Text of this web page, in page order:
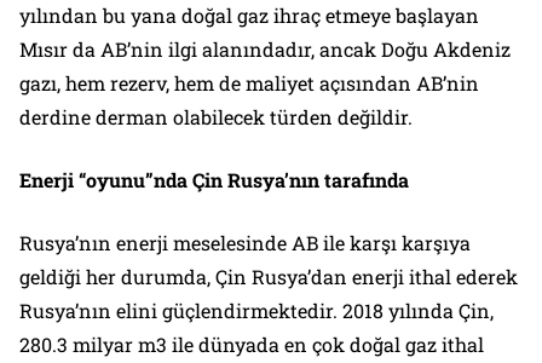
yılından bu yana doğal gaz ihraç etmeye başlayan
Mısır da AB’nin ilgi alanındadır, ancak Doğu Akdeniz
gazı, hem rezerv, hem de maliyet açısından AB’nin
derdine derman olabilecek türden değildir.
Enerji “oyunu”nda Çin Rusya’nın tarafında
Rusya’nın enerji meselesinde AB ile karşı karşıya
geldiği her durumda, Çin Rusya’dan enerji ithal ederek
Rusya’nın elini güçlendirmektedir. 2018 yılında Çin,
280.3 milyar m3 ile dünyada en çok doğal gaz ithal